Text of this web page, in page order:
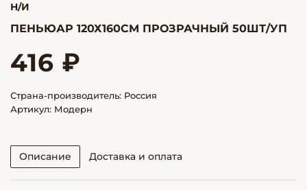
Н/И
ПЕНЬЮАР 120Х160СМ ПРОЗРАЧНЫЙ 50ШТ/УП
416 ₽
Страна-производитель: Россия
Артикул: Модерн
Описание Доставка и оплата